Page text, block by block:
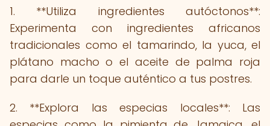
1. **Utiliza ingredientes autóctonos**:
Experimenta con ingredientes africanos
tradicionales como el tamarindo, la yuca, el
plátano macho o el aceite de palma roja
para darle un toque auténtico a tus postres.
2. **Explora las especias locales**: Las